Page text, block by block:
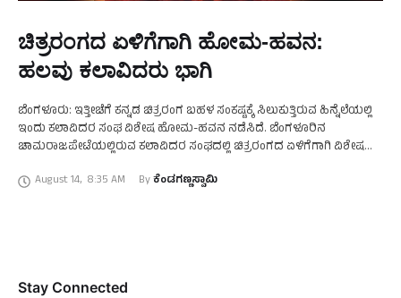
ಚಿತ್ರರಂಗದ ಏಳಿಗೆಗಾಗಿ ಹೋಮ-ಹವನ:
ಹಲವು ಕಲಾವಿದರು ಭಾಗಿ
ಬೆಂಗಳೂರು: ಇತ್ತೀಚೆಗೆ ಕನ್ನಡ ಚಿತ್ರರಂಗ ಬಹಳ ಸಂಕಷ್ಟಕ್ಕೆ ಸಿಲುಕುತ್ತಿರುವ ಹಿನ್ನೆಲೆಯಲ್ಲಿ
ಇಂದು ಕಲಾವಿದರ ಸಂಘ ವಿಶೇಷ ಹೋಮ-ಹವನ ನಡೆಸಿದೆ. ಬೆಂಗಳೂರಿನ
ಚಾಮರಾಜಪೇಟೆಯಲ್ಲಿರುವ ಕಲಾವಿದರ ಸಂಘದಲ್ಲಿ ಚಿತ್ರರಂಗದ ಏಳಿಗೆಗಾಗಿ ವಿಶೇಷ
ಮೈಸೂರು, ಪದ್ಮಜಾ …
August 14, 8:35 AM By ಕೆಂಡಗಣ್ಣಸ್ವಾಮಿ
Stay Connected​